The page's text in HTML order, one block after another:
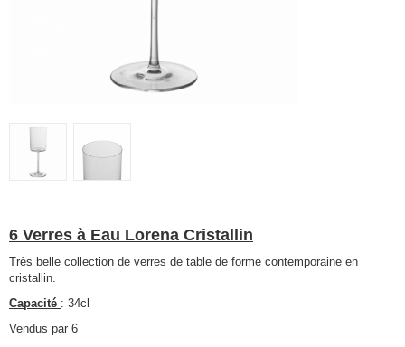
6 Verres à Eau Lorena Cristallin
Très belle collection de verres de table de forme contemporaine en
cristallin.
Capacité : 34cl
Vendus par 6